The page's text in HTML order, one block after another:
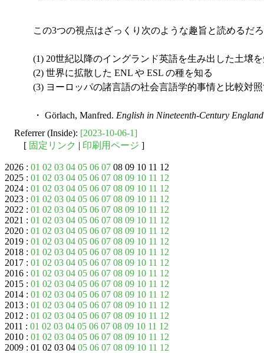
この3つの視点はざっくり次のような趣旨と読めるだ
(1) 20世紀以降のイングランド英語を生み出した土壌
(2) 世界に拡散した ENL や ESL の種を知る
(3) ヨーロッパの諸言語の社会言語学的事情と比較対
・ Görlach, Manfred. English in Nineteenth-Century
Referrer (Inside): [2023-10-06-1]
[ 固定リンク | 印刷用ページ ]
2026 : 01 02 03 04 05 06 07 08 09 10 11 12
2025 : 01 02 03 04 05 06 07 08 09 10 11 12
2024 : 01 02 03 04 05 06 07 08 09 10 11 12
2023 : 01 02 03 04 05 06 07 08 09 10 11 12
2022 : 01 02 03 04 05 06 07 08 09 10 11 12
2021 : 01 02 03 04 05 06 07 08 09 10 11 12
2020 : 01 02 03 04 05 06 07 08 09 10 11 12
2019 : 01 02 03 04 05 06 07 08 09 10 11 12
2018 : 01 02 03 04 05 06 07 08 09 10 11 12
2017 : 01 02 03 04 05 06 07 08 09 10 11 12
2016 : 01 02 03 04 05 06 07 08 09 10 11 12
2015 : 01 02 03 04 05 06 07 08 09 10 11 12
2014 : 01 02 03 04 05 06 07 08 09 10 11 12
2013 : 01 02 03 04 05 06 07 08 09 10 11 12
2012 : 01 02 03 04 05 06 07 08 09 10 11 12
2011 : 01 02 03 04 05 06 07 08 09 10 11 12
2010 : 01 02 03 04 05 06 07 08 09 10 11 12
2009 : 01 02 03 04 05 06 07 08 09 10 11 12